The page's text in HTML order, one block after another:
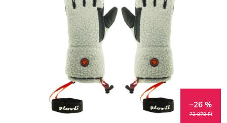
72 978 Ft
–26 %